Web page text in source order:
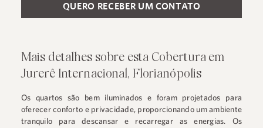
Mais detalhes sobre esta Cobertura em
Jurerê Internacional, Florianópolis
Os quartos são bem iluminados e foram projetados para
oferecer conforto e privacidade, proporcionando um ambiente
tranquilo para descansar e recarregar as energias. Os